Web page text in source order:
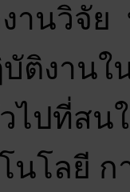
งานวิจั
ติงาน
ไปที่สน
นโลยี